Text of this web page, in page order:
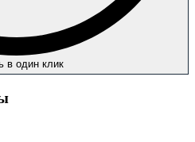
в один клик